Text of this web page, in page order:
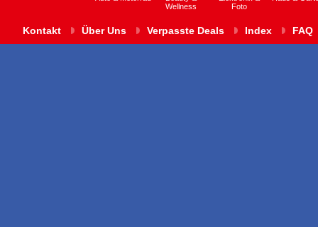
Wellness
Foto
Kontakt Über Uns Verpasste Deals Index FAQ